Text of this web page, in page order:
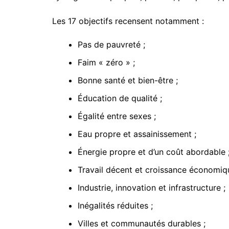
Les 17 objectifs recensent notamment :
Pas de pauvreté ;
Faim « zéro » ;
Bonne santé et bien-être ;
Éducation de qualité ;
Égalité entre sexes ;
Eau propre et assainissement ;
Énergie propre et d’un coût abordable
Travail décent et croissance
Industrie, innovation et infrastructure ;
Inégalités réduites ;
Villes et communautés durables ;